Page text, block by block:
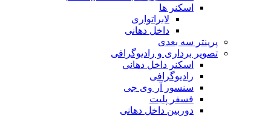
اسکنر ها
لابراتواری
داخل دهانی
پرینتر سه بعدی
تصویر برداری و رادیوگرافی
اسکنر داخل دهانی
رادیوگرافی
سنسور آر وی جی
فسفر پلیت
دوربین داخل دهانی